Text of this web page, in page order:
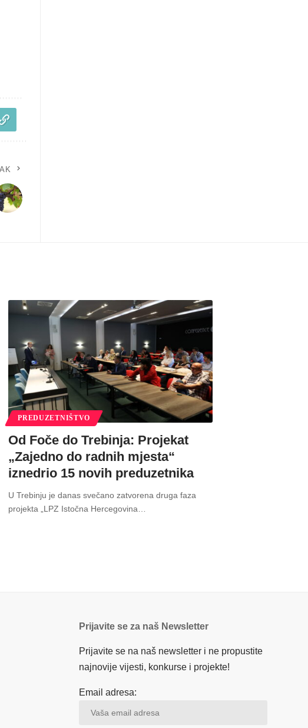
PREDUZETNIŠTVO
Od Foče do Trebinja: Projekat
„Zajedno do radnih mjesta“
iznedrio 15 novih preduzetnika
U Trebinju je danas svečano zatvorena druga faza
projekta „LPZ Istočna Hercegovina…
Prijavite se za naš Newsletter
Prijavite se na naš newsletter i ne propustite
najnovije vijesti, konkurse i projekte!
Email adresa: